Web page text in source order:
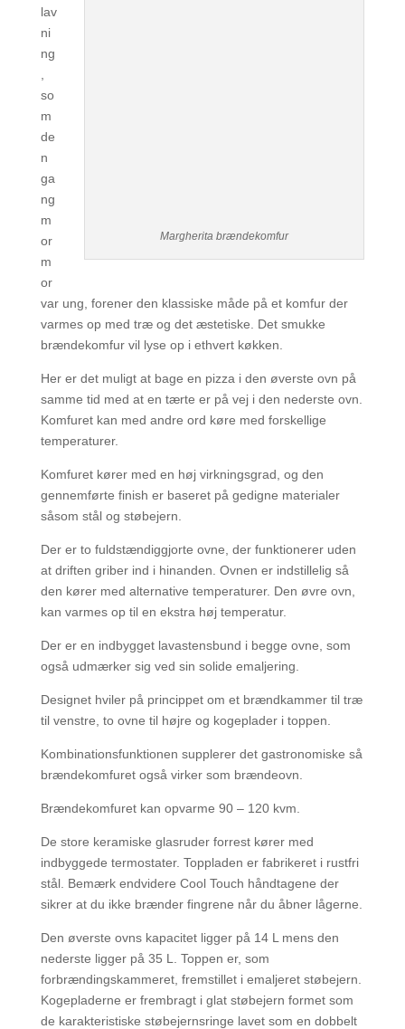
Margherita brændekomfur
lav
ni
ng
,
so
m
de
n
ga
ng
m
or
m
or
var ung, forener den klassiske måde på et komfur der
varmes op med træ og det æstetiske. Det smukke
brændekomfur vil lyse op i ethvert køkken.
Her er det muligt at bage en pizza i den øverste ovn på
samme tid med at en tærte er på vej i den nederste ovn.
Komfuret kan med andre ord køre med forskellige
temperaturer.
Komfuret kører med en høj virkningsgrad, og den
gennemførte finish er baseret på gedigne materialer
såsom stål og støbejern.
Der er to fuldstændiggjorte ovne, der funktionerer uden
at driften griber ind i hinanden. Ovnen er indstillelig så
den kører med alternative temperaturer. Den øvre ovn,
kan varmes op til en ekstra høj temperatur.
Der er en indbygget lavastensbund i begge ovne, som
også udmærker sig ved sin solide emaljering.
Designet hviler på princippet om et brændkammer til træ
til venstre, to ovne til højre og kogeplader i toppen.
Kombinationsfunktionen supplerer det gastronomiske så
brændekomfuret også virker som brændeovn.
Brændekomfuret kan opvarme 90 – 120 kvm.
De store keramiske glasruder forrest kører med
indbyggede termostater. Toppladen er fabrikeret i rustfri
stål. Bemærk endvidere Cool Touch håndtagene der
sikrer at du ikke brænder fingrene når du åbner lågerne.
Den øverste ovns kapacitet ligger på 14 L mens den
nederste ligger på 35 L. Toppen er, som
forbrændingskammeret, fremstillet i emaljeret støbejern.
Kogepladerne er frembragt i glat støbejern formet som
de karakteristiske støbejernsringe lavet som en dobbelt